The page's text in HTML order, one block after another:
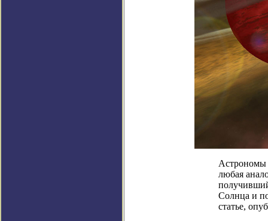
Астрономы
любая
Солнца и
статье,